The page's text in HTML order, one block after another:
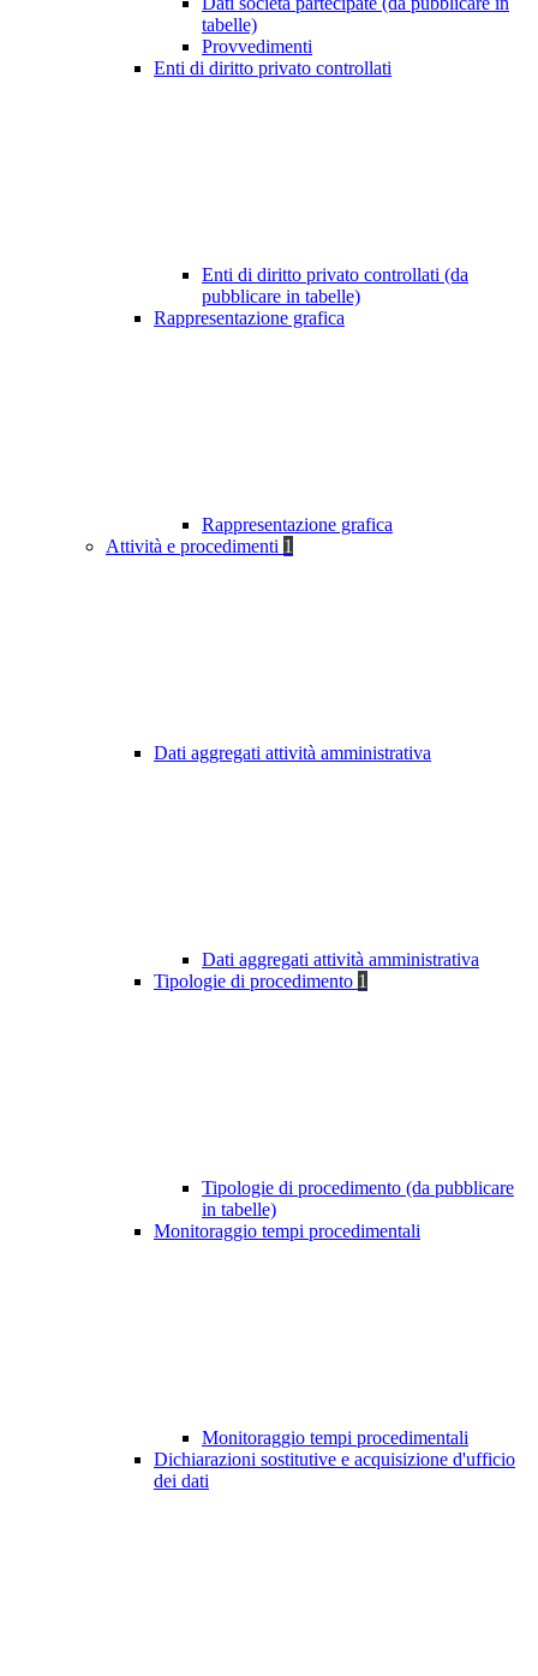
tabelle)
Provvedimenti
Enti di diritto privato controllati
Enti di diritto privato controllati (da
pubblicare in tabelle)
Rappresentazione grafica
Rappresentazione grafica
Attività e procedimenti 1
Dati aggregati attività amministrativa
Dati aggregati attività amministrativa
Tipologie di procedimento 1
Tipologie di procedimento (da pubblicare
in tabelle)
Monitoraggio tempi procedimentali
Monitoraggio tempi procedimentali
Dichiarazioni sostitutive e acquisizione d'ufficio
dei dati